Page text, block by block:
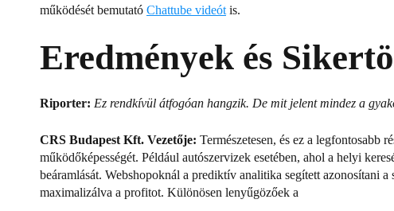
működését bemutató Chattube videót is.
Eredmények és
Riporter: Ez rendkívül átfogóan hangzik. De mit jelent mindez a
CRS Budapest Kft. Vezetője: Természetesen, és ez a legfontosabb
működőképességét. Például autószervizek esetében, ahol a helyi
beáramlását. Webshopoknál a prediktív analitika segített azonosítani
maximalizálva a profitot. Különösen lenyűgözőek a